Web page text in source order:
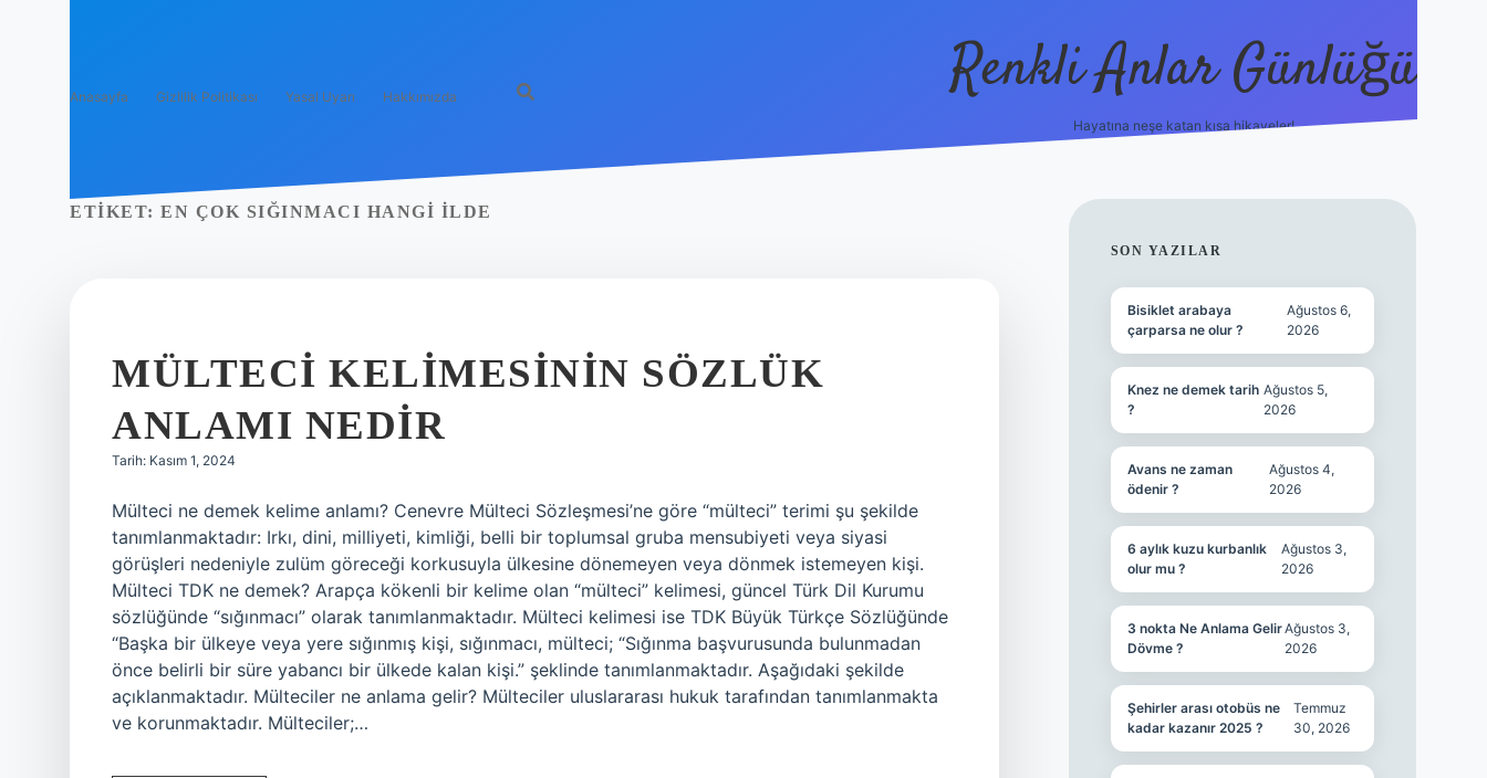
Anasayfa Gizlilik Politikası Yasal Uyarı Hakkımızda Renkli Anlar Günlüğü
Hayatına neşe katan kısa hikayeler!
ETIKET: EN ÇOK SIĞINMACI HANGI ILDE
MÜLTECI KELIMESININ SÖZLÜK
ANLAMI NEDIR
Tarih: Kasım 1, 2024
Mülteci ne demek kelime anlamı? Cenevre Mülteci Sözleşmesi’ne göre “mülteci” terimi şu şekilde
tanımlanmaktadır: Irkı, dini, milliyeti, kimliği, belli bir toplumsal gruba mensubiyeti veya siyasi
görüşleri nedeniyle zulüm göreceği korkusuyla ülkesine dönemeyen veya dönmek istemeyen kişi.
Mülteci TDK ne demek? Arapça kökenli bir kelime olan “mülteci” kelimesi, güncel Türk Dil Kurumu
sözlüğünde “sığınmacı” olarak tanımlanmaktadır. Mülteci kelimesi ise TDK Büyük Türkçe Sözlüğünde
“Başka bir ülkeye veya yere sığınmış kişi, sığınmacı, mülteci; “Sığınma başvurusunda bulunmadan
önce belirli bir süre yabancı bir ülkede kalan kişi.” şeklinde tanımlanmaktadır. Aşağıdaki şekilde
açıklanmaktadır. Mülteciler ne anlama gelir? Mülteciler uluslararası hukuk tarafından tanımlanmakta
ve korunmaktadır. Mülteciler;…
SIDEBAR
SON YAZILAR
Bisiklet arabaya
çarparsa ne olur ?
Ağustos 6,
2026
Knez ne demek tarih
?
Ağustos 5,
2026
Avans ne zaman
ödenir ?
Ağustos 4,
2026
6 aylık kuzu kurbanlık
olur mu ?
Ağustos 3,
2026
3 nokta Ne Anlama Gelir
Dövme ?
Ağustos 3,
2026
Şehirler arası otobüs ne
kadar kazanır 2025 ?
Temmuz
30, 2026
vdcasino